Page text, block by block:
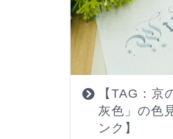
【TAG：
灰色」の色
ンク】